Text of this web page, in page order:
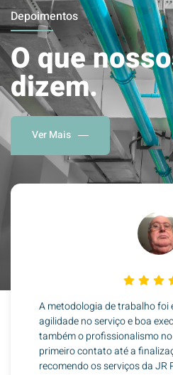
Depoimentos
O que
dizem.
Ver Mais
A metodologia de trabalho foi
agilidade no serviço e boa
também o profissionalismo
primeiro contato até a
recomendo os serviços da JR